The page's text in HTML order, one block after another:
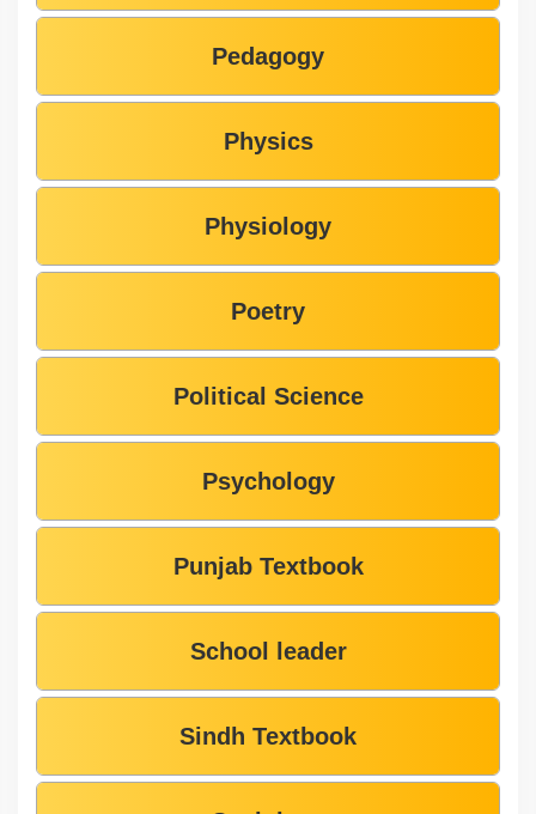
Pedagogy
Physics
Physiology
Poetry
Political Science
Psychology
Punjab Textbook
School leader
Sindh Textbook